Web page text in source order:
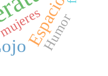
Espacio
Humor